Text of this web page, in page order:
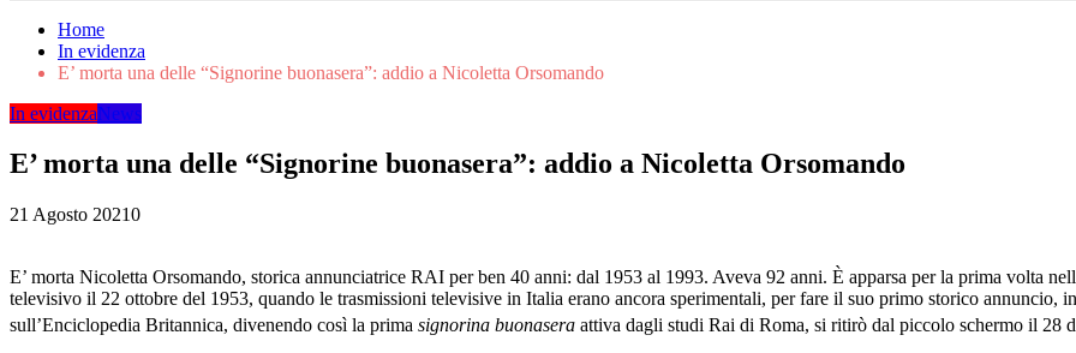
Home
In evidenza
E’ morta una delle “Signorine buonasera”: addio a Nicoletta Orsomando
In evidenzaNews
E’ morta una delle “Signorine buonasera”: addio a Nicoletta Orsomando
21 Agosto 20210
E’ morta Nicoletta Orsomando, storica annunciatrice RAI per ben 40 anni: dal 1953 al 1993. Aveva 92 anni. È apparsa per la prima volta
televisivo il 22 ottobre del 1953, quando le trasmissioni televisive in Italia erano ancora sperimentali, per fare il suo primo storico annuncio,
sull’Enciclopedia Britannica, divenendo così la prima signorina buonasera attiva dagli studi Rai di Roma, si ritirò dal piccolo schermo il 28